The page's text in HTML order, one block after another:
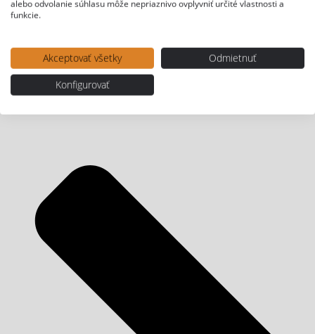
alebo odvolanie súhlasu môže nepriaznivo ovplyvniť určité vlastnosti a
funkcie.
Akceptovať všetky
Odmietnuť
Konfigurovať